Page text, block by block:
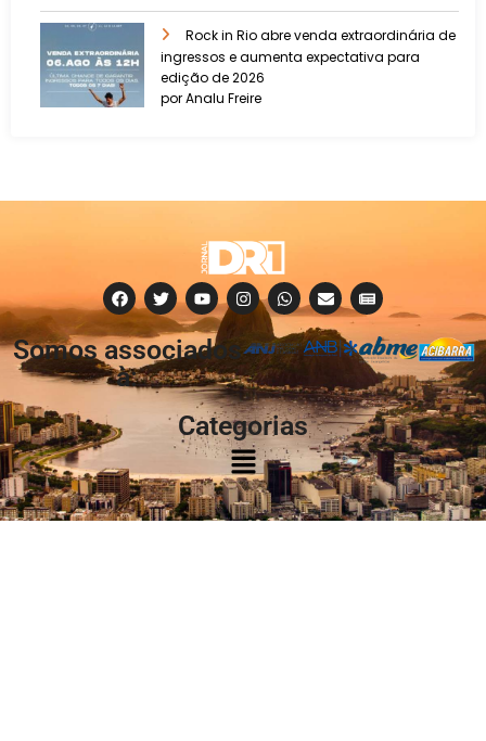
Rock in Rio abre venda extraordinária de
ingressos e aumenta expectativa para
edição de 2026
por Analu Freire
Somos associados
à:
Categorias